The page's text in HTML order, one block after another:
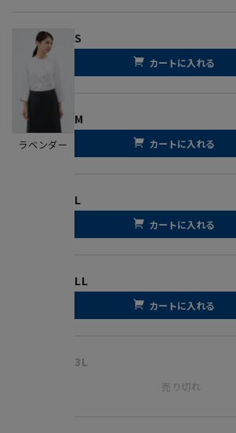
ラベンダー
S
カートに入れる
M
カートに入れる
L
カートに入れる
LL
カートに入れる
3L
売り切れ